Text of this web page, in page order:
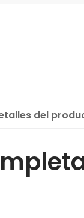
del